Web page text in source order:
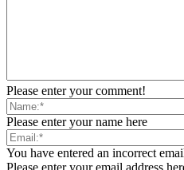
Please enter your comment!
Please enter your name here
You have entered an incorrect